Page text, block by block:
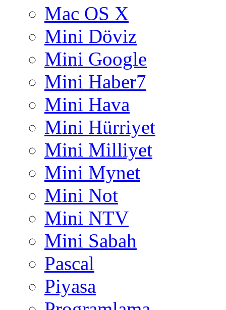
Mac OS X
Mini Döviz
Mini Google
Mini Haber7
Mini Hava
Mini Hürriyet
Mini Milliyet
Mini Mynet
Mini Not
Mini NTV
Mini Sabah
Pascal
Piyasa